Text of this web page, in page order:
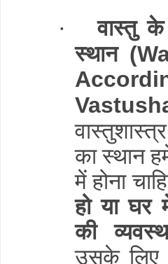
·
वास्तु
स्थान
का स्थान
में होना
हो या
की
उसके लिए